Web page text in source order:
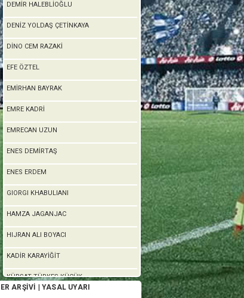
DEMİR HALEBLİOĞLU
DENİZ YOLDAŞ ÇETİNKAYA
DİNO CEM RAZAKİ
EFE ÖZTEL
EMİRHAN BAYRAK
EMRE KADRİ
EMRECAN UZUN
ENES DEMİRTAŞ
ENES ERDEM
GIORGI KHABULIANI
HAMZA JAGANJAC
HIJRAN ALI BOYACI
KADİR KARAYİĞİT
KÜRŞAT TÜRKEŞ KÜÇÜK
ARŞİVİ YASAL UYARI